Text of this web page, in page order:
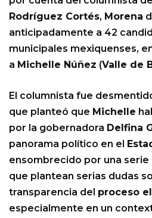
Rodríguez Cortés, Morena
anticipadamente a 42
municipales mexiquenses,
a Michelle Núñez (Valle de
El columnista fue
que planteó que Michelle
por la gobernadora Delfina
panorama político en el
ensombrecido por una
que plantean serias dudas
transparencia del proceso
especialmente en un